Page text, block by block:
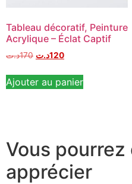
Tableau décoratif, Peinture
Acrylique – Éclat Captif
170د.ت 120د.ت
Ajouter au panier
Vous
apprécier